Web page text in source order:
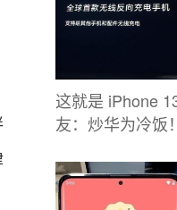
这就是 iPhone
友：炒华为冷饭！